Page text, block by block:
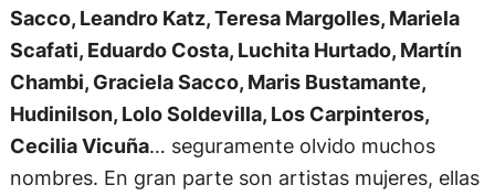
Sacco, Leandro Katz, Teresa Margolles, Mariela
Scafati, Eduardo Costa, Luchita Hurtado, Martín
Chambi, Graciela Sacco, Maris Bustamante,
Hudinilson, Lolo Soldevilla, Los Carpinteros,
Cecilia Vicuña… seguramente olvido muchos
nombres. En gran parte son artistas mujeres, ellas